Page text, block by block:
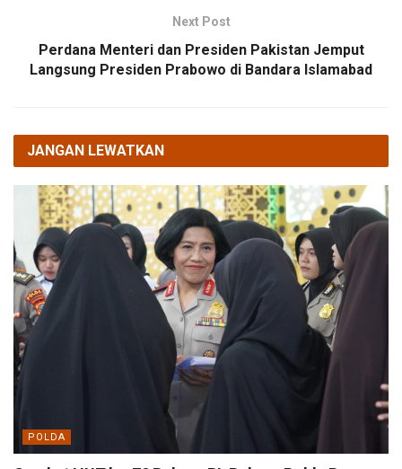
Next Post
Perdana Menteri dan Presiden Pakistan Jemput
Langsung Presiden Prabowo di Bandara Islamabad
JANGAN LEWATKAN
POLDA